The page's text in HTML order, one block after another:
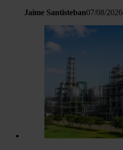
Jaime Santisteban07/08/2026